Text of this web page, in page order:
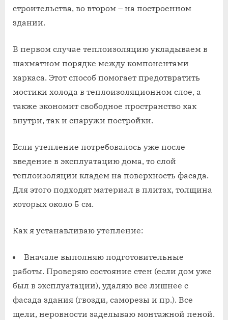
строительства, во втором – на построенном
здании.
В первом случае теплоизоляцию укладываем в
шахматном порядке между компонентами
каркаса. Этот способ помогает предотвратить
мостики холода в теплоизоляционном слое, а
также экономит свободное пространство как
внутри, так и снаружи постройки.
Если утепление потребовалось уже после
введение в эксплуатацию дома, то слой
теплоизоляции кладем на поверхность фасада.
Для этого подходят материал в плитах, толщина
которых около 5 см.
Как я устанавливаю утепление:
Вначале выполняю подготовительные
работы. Проверяю состояние стен (если дом уже
был в эксплуатации), удаляю все лишнее с
фасада здания (гвозди, саморезы и пр.). Все
щели, неровности заделываю монтажной пеной.